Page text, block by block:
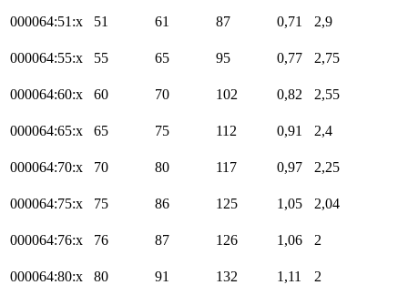
000064:51:x 51 61 87 0,71 2,9
000064:55:x 55 65 95 0,77 2,75
000064:60:x 60 70 102 0,82 2,55
000064:65:x 65 75 112 0,91 2,4
000064:70:x 70 80 117 0,97 2,25
000064:75:x 75 86 125 1,05 2,04
000064:76:x 76 87 126 1,06 2
000064:80:x 80 91 132 1,11 2